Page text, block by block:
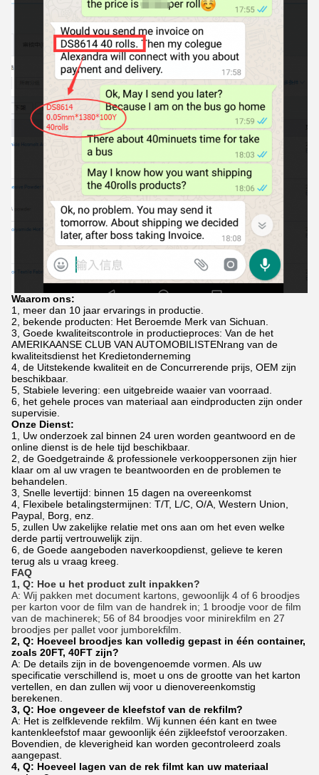
Waarom ons:
1, meer dan 10 jaar ervarings in productie.
2, bekende producten: Het Beroemde Merk van Sichuan.
3, Goede kwaliteitscontrole in productieproces: Van de het
AMERIKAANSE CLUB VAN AUTOMOBILISTENrang van de
kwaliteitsdienst het Kredietonderneming
4, de Uitstekende kwaliteit en de Concurrerende prijs, OEM zijn
beschikbaar.
5, Stabiele levering: een uitgebreide waaier van voorraad.
6, het gehele proces van materiaal aan eindproducten zijn onder
supervisie.
Onze Dienst:
1, Uw onderzoek zal binnen 24 uren worden geantwoord en de
online dienst is de hele tijd beschikbaar.
2, de Goedgetrainde & professionele verkooppersonen zijn hier
klaar om al uw vragen te beantwoorden en de problemen te
behandelen.
3, Snelle levertijd: binnen 15 dagen na overeenkomst
4, Flexibele betalingstermijnen: T/T, L/C, O/A, Western Union,
Paypal, Borg, enz.
5, zullen Uw zakelijke relatie met ons aan om het even welke
derde partij vertrouwelijk zijn.
6, de Goede aangeboden naverkoopdienst, gelieve te keren
terug als u vraag kreeg.
FAQ
1, Q: Hoe u het product zult inpakken?
A: Wij pakken met document kartons, gewoonlijk 4 of 6 broodjes
per karton voor de film van de handrek in; 1 broodje voor de film
van de machinerek; 56 of 84 broodjes voor minirekfilm en 27
broodjes per pallet voor jumborekfilm.
2, Q: Hoeveel broodjes kan volledig gepast in één container,
zoals 20FT, 40FT zijn?
A: De details zijn in de bovengenoemde vormen. Als uw
specificatie verschillend is, moet u ons de grootte van het karton
vertellen, en dan zullen wij voor u dienovereenkomstig
berekenen.
3, Q: Hoe ongeveer de kleefstof van de rekfilm?
A: Het is zelfklevende rekfilm. Wij kunnen één kant en twee
kantenkleefstof maar gewoonlijk één zijkleefstof veroorzaken.
Bovendien, de kleverigheid kan worden gecontroleerd zoals
aangepast.
4, Q: Hoeveel lagen van de rek filmt kan uw materiaal